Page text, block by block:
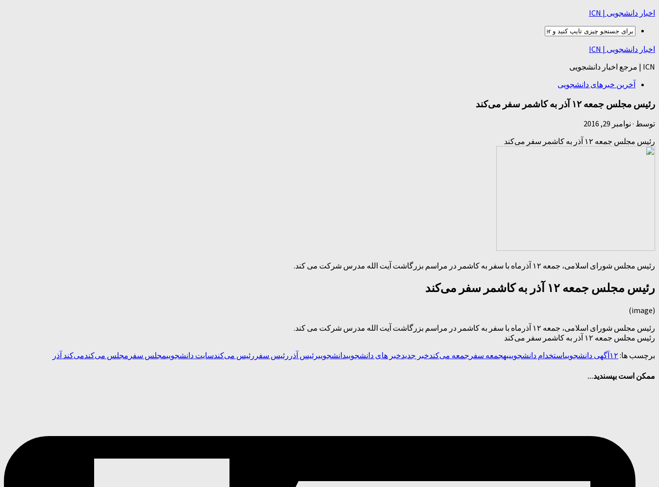
اخبار دانشجویی | ICN
اخبار دانشجویی | ICN
ICN | مرجع اخبار دانشجویی
آخرین خبرهای دانشجویی
رئیس مجلس جمعه ۱۲ آذر به کاشمر سفر می‌کند
توسط · نوامبر 29, 2016
رئیس مجلس جمعه ۱۲ آذر به کاشمر سفر می‌کند
رئیس مجلس شورای اسلامی، جمعه ۱۲ آذرماه با سفر به کاشمر در مراسم بزرگاشت آیت الله مدرس شرکت می کند.
رئیس مجلس جمعه ۱۲ آذر به کاشمر سفر می‌کند
(image)
رئیس مجلس شورای اسلامی، جمعه ۱۲ آذرماه با سفر به کاشمر در مراسم بزرگاشت آیت الله مدرس شرکت می کند.
رئیس مجلس جمعه ۱۲ آذر به کاشمر سفر می‌کند
برچسب ها: ۱۲آگهی دانشجوییاستخدام دانشجوییبهجمعه سفر جمعه می‌کندخبر جدیدخبر های دانشجوییدانشجوییرئیس آذر رئیس سفر رئیس می‌کندسایت دانشجوییمجلس سفر مجلس می‌کندمی‌کند آذر
ممکن است بپسندید...